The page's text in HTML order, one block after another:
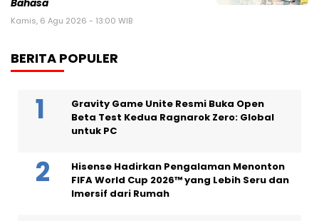
Bahasa
Kamis, 6 Agu 2026 - 13:00 WIB
BERITA POPULER
Gravity Game Unite Resmi Buka Open
Beta Test Kedua Ragnarok Zero: Global
untuk PC
Hisense Hadirkan Pengalaman Menonton
FIFA World Cup 2026™ yang Lebih Seru dan
Imersif dari Rumah